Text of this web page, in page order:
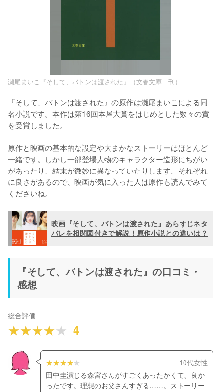
瀬尾まいこ『そして、バトンは渡された』（文春文庫 刊）
『そして、バトンは渡された』の原作は瀬尾まいこによる同
名小説です。本作は第16回本屋大賞をはじめとした数々の賞
を受賞しました。
原作と映画の基本的な設定や大まかなストーリーはほとんど
一緒です。しかし一部登場人物のキャラクター造形にちがい
があったり、結末が微妙に異なっていたりします。それぞれ
に良さがあるので、映画が気に入った人は原作も読んでみて
くださいね。
映画『そして、バトンは渡された』あらすじネタ
バレを相関図付きで解説！原作小説との違いは？
『そして、バトンは渡された』の口コミ・
感想
総合評価
4
10代女性
田中圭演じる森宮さんがすごくあったかくて、良か
ったです。理想のお父さんすぎる……。ストーリー